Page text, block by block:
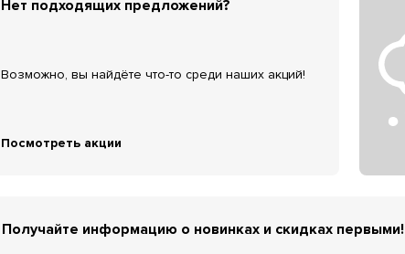
Нет подходящих предложений?
Возможно, вы найдёте что-то среди наших акций!
Посмотреть акции
Получайте информацию о новинках и скидках первыми!